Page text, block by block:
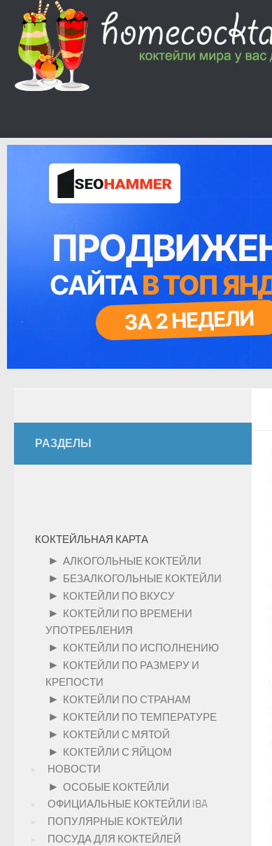
РАЗДЕЛЫ
КОКТЕЙЛЬНАЯ КАРТА
► АЛКОГОЛЬНЫЕ КОКТЕЙЛИ
► БЕЗАЛКОГОЛЬНЫЕ КОКТЕЙЛИ
► КОКТЕЙЛИ ПО ВКУСУ
► КОКТЕЙЛИ ПО ВРЕМЕНИ
УПОТРЕБЛЕНИЯ
► КОКТЕЙЛИ ПО ИСПОЛНЕНИЮ
► КОКТЕЙЛИ ПО РАЗМЕРУ И
КРЕПОСТИ
► КОКТЕЙЛИ ПО СТРАНАМ
► КОКТЕЙЛИ ПО ТЕМПЕРАТУРЕ
► КОКТЕЙЛИ С МЯТОЙ
► КОКТЕЙЛИ С ЯЙЦОМ
НОВОСТИ
► ОСОБЫЕ КОКТЕЙЛИ
ОФИЦИАЛЬНЫЕ КОКТЕЙЛИ IBA
ПОПУЛЯРНЫЕ КОКТЕЙЛИ
ПОСУДА ДЛЯ КОКТЕЙЛЕЙ